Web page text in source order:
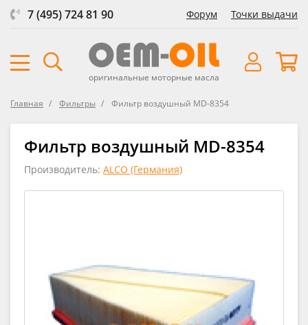
7 (495) 724 81 90 Форум Точки выдачи
оригинальные моторные масла
Главная Фильтры Фильтр воздушный MD-8354
Фильтр воздушный MD-8354
Производитель: ALCO (Германия)